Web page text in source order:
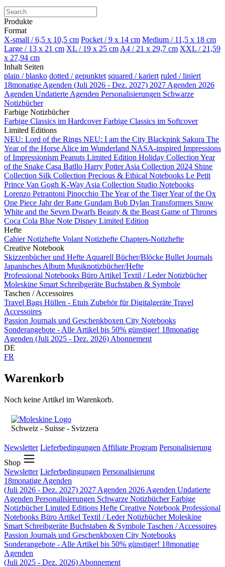
Produkte
Format
X-small / 6,5 x 10,5 cm Pocket / 9 x 14 cm Medium / 11,5 x 18 cm
Large / 13 x 21 cm XL / 19 x 25 cm A4 / 21 x 29,7 cm XXL / 21,59
x 27,94 cm
Inhalt Seiten
plain / blanko dotted / gepunktet squared / kariert ruled / liniert
18monatige Agenden (Juli 2026 - Dez. 2027) 2027 Agenden 2026
Agenden Undatierte Agenden Personalisierungen Schwarze
Notizbücher
Farbige Notizbücher
Farbige Classics im HardcoverFarbige Classics im Softcover
Limited Editions
NEU: Lord of the Rings NEU: I am the City Blackpink Sakura The
Year of the Horse Alice im Wunderland NASA-inspired Impressions
of Impressionism Peanuts Limited Edition Holiday Collection Year
of the Snake Casa Batllo Harry PotterAsia Collection 2024 Shine
Collection Silk Collection Precious & Ethical Notebooks Le Petit
Prince Van Gogh K-Way Asia Collection Studio Notebooks
Lorenzo Petrantoni Pinocchio The Year of the TigerYear of the Ox
One Piece Jahr der Ratte Gundam Bob Dylan Transformers Snow
White and the Seven Dwarfs Beauty & the Beast Game of Thrones
Coca Cola Blue Note Disney Limited Edition
Hefte
Cahier Notizhefte Volant Notizhefte Chapters-Notizhefte
Creative Notebook
Skizzenbücher und Hefte Aquarell Bücher/Blöcke Bullet Journals
Japanisches Album Musiknotizbücher/Hefte
Professional Notebooks Büro Artikel Textil / Leder Notizbücher
Moleskine Smart Schreibgeräte Buchstaben & Symbole
Taschen / Accessoires
Travel Bags Hüllen - Etuis Zubehör für Digitalgeräte Travel
Accessoires
Passion Journals und Geschenkboxen City Notebooks
Sonderangebote - Alle Artikel bis 50% günstiger! 18monatige
Agenden (Juli 2025 - Dez. 2026) Abonnement
DE
FR
Warenkorb
Noch keine Artikel im Warenkorb.
Schweiz - Suisse - Svizzera
Newsletter Lieferbedingungen Affiliate Program Personalisierung
Shop
Newsletter Lieferbedingungen Personalisierung
18monatige Agenden
(Juli 2026 - Dez. 2027) 2027 Agenden 2026 Agenden Undatierte
Agenden Personalisierungen Schwarze NotizbücherFarbige
NotizbücherLimited Editions Hefte Creative Notebook Professional
Notebooks Büro Artikel Textil / Leder NotizbücherMoleskine
Smart Schreibgeräte Buchstaben & Symbole Taschen / Accessoires
Passion Journals und Geschenkboxen City Notebooks
Sonderangebote - Alle Artikel bis 50% günstiger! 18monatige
Agenden
(Juli 2025 - Dez. 2026) Abonnement